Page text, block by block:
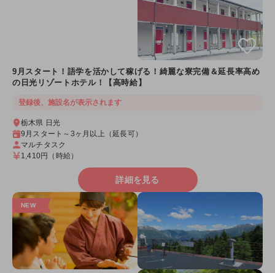
9月スタート！語学を活かして稼げる！綺麗な寮完備＆延長率高め
の日光リゾートホテル！【高時給】
登録後、施設名が表示されます
栃木県 日光
9月スタート～3ヶ月以上（延長可）
マルチタスク
1,410円
（時給）
詳細を見る